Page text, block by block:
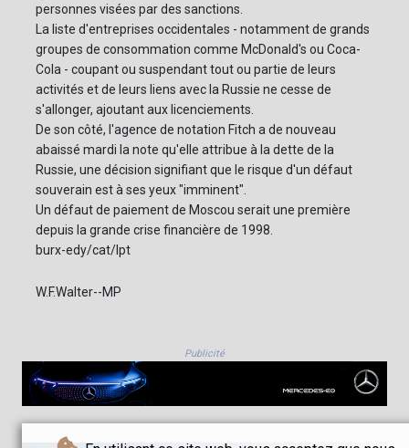
personnes visées par des sanctions.
La liste d'entreprises occidentales - notamment de grands
groupes de consommation comme McDonald's ou Coca-
Cola - coupant ou suspendant tout ou partie de leurs
activités et de leurs liens avec la Russie ne cesse de
s'allonger, ajoutant aux licenciements.
De son côté, l'agence de notation Fitch a de nouveau
abaissé mardi la note qu'elle attribue à la dette de la
Russie, une décision signifiant que le risque d'un défaut
souverain est à ses yeux "imminent".
Un défaut de paiement de Moscou serait une première
depuis la grande crise financière de 1998.
burx-edy/cat/lpt
W.F.Walter--MP
Publicité